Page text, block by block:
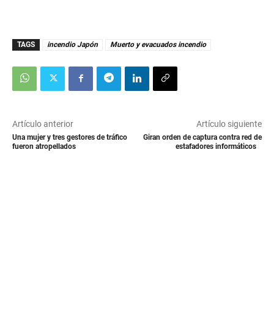
TAGS incendio Japón Muerto y evacuados incendio
Artículo anterior
Una mujer y tres gestores de tráfico
fueron atropellados
Artículo siguiente
Giran orden de captura contra red de
estafadores informáticos